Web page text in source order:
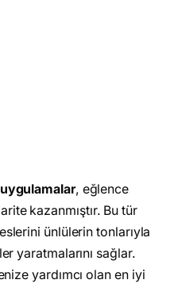
, eğlence
kazanmıştır. Bu tür
ünlülerin tonlarıyla
yaratmalarını sağlar.
yardımcı olan en iyi